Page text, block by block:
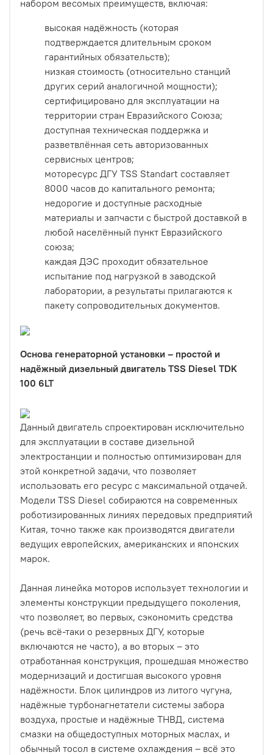
набором весомых преимуществ, включая:
высокая надёжность (которая
подтверждается длительным сроком
гарантийных обязательств);
низкая стоимость (относительно станций
других серий аналогичной мощности);
сертифицировано для эксплуатации на
территории стран Евразийского Союза;
доступная техническая поддержка и
разветвлённая сеть авторизованных
сервисных центров;
моторесурс ДГУ TSS Standart составляет
8000 часов до капитального ремонта;
недорогие и доступные расходные
материалы и запчасти с быстрой доставкой в
любой населённый пункт Евразийского
союза;
каждая ДЭС проходит обязательное
испытание под нагрузкой в заводской
лаборатории, а результаты прилагаются к
пакету сопроводительных документов.
Основа генераторной установки – простой и
надёжный дизельный двигатель TSS Diesel TDK
100 6LT
Данный двигатель спроектирован исключительно
для эксплуатации в составе дизельной
электростанции и полностью оптимизирован для
этой конкретной задачи, что позволяет
использовать его ресурс с максимальной отдачей.
Модели TSS Diesel собираются на современных
роботизированных линиях передовых предприятий
Китая, точно также как производятся двигатели
ведущих европейских, американских и японских
марок.
Данная линейка моторов использует технологии и
элементы конструкции предыдущего поколения,
что позволяет, во первых, сэкономить средства
(речь всё-таки о резервных ДГУ, которые
включаются не часто), а во вторых – это
отработанная конструкция, прошедшая множество
модернизаций и достигшая высокого уровня
надёжности. Блок цилиндров из литого чугуна,
надёжные турбонагнетатели системы забора
воздуха, простые и надёжные ТНВД, система
смазки на общедоступных моторных маслах, и
обычный тосол в системе охлаждения – всё это